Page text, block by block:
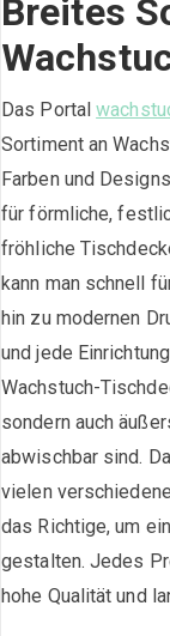
Breites
Das Portal
Sortiment an
Farben und
für förmliche,
fröhliche
kann man schnell
hin zu modernen
und jede
Wachstuch-
sondern auch
abwischbar sind.
vielen
das Richtige, um
gestalten. Jedes
hohe Qualität und